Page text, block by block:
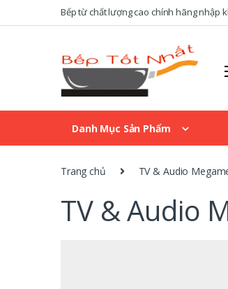
to
to
Bếp từ chất lượng cao chính hãng nhập
Danh Mục Sản Phẩm
Trang chủ TV & Audio
TV & Audio